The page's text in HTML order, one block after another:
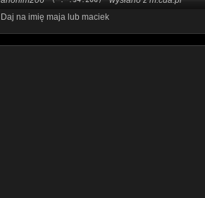
Daj na imię maja lub maciek